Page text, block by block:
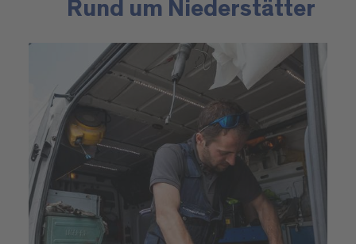
Rund um Niederstätter